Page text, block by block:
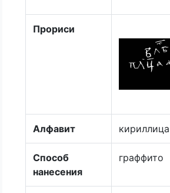
Прориси
Алфавит кириллица
Способ
нанесения
граффито